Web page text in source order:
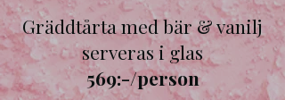
Gräddtårta med bär & vanilj
serveras i glas
569:-/person